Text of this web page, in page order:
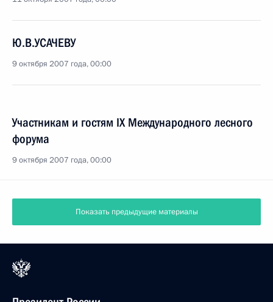
Ю.В.УСАЧЕВУ
9 октября 2007 года, 00:00
Участникам и гостям IX Международного лесного
форума
9 октября 2007 года, 00:00
Показать предыдущие материалы